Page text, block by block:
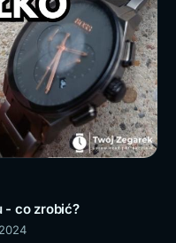
- co zrobić?